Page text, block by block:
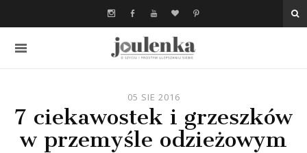
05 SIE 2016
7 ciekawostek i grzeszków
w przemyśle odzieżowym